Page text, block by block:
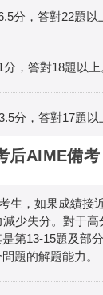
分，答對22題以
，答對18題以上
分，答對17題以
后AIME備考
生，如果成績接
少失分。對于
第13-15題及部
題的解題能力。